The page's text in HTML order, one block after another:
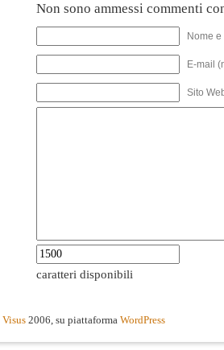
Non sono ammessi commenti
Nome
E-mail
Sito
caratteri disponibili
Visus 2006, su piattaforma WordPress